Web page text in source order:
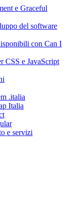
e Graceful
del software
con Can I
CSS e JavaScript
.italia
Italia
e servizi